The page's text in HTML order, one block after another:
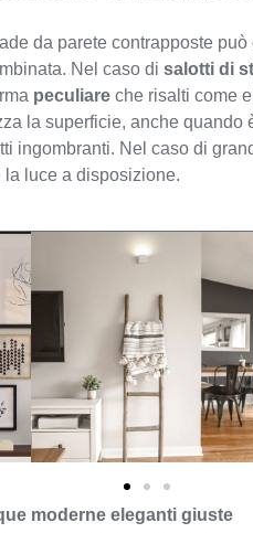
da parete contrapposte
Nel caso di salotti di
peculiare che risalti come
la superficie, anche quando
ingombranti. Nel caso di
luce a disposizione.
moderne eleganti giuste